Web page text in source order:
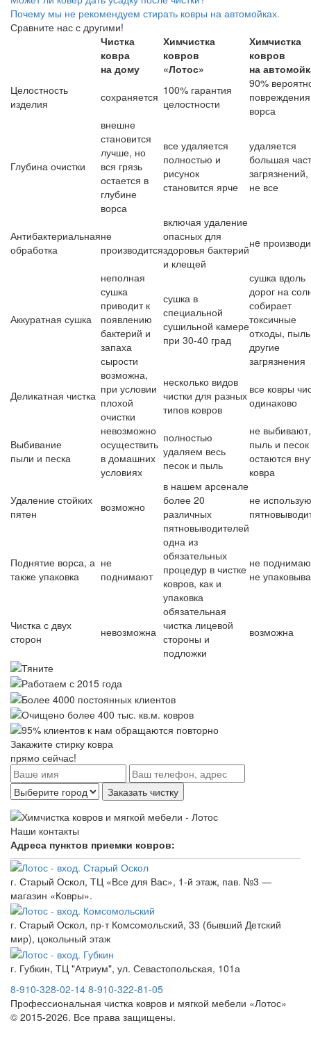
Почему мы не рекомендуем стирать ковры на автомойках.
Сравните нас с другими!
Чистка
ковра
на дому
Химчистка
ковров
«Лотос»
Химчистка
ковров
на
Целостность
изделия
сохраняется 100% гарантия
целостности
90%
повреждения
ворса
Глубина очистки
внешне
становится
лучше, но
вся грязь
остается в
глубине
ворса
все удаляется
полностью и
рисунок
становится ярче
удаляется
большая
не все
Антибактериальная
обработка
не
производится
включая удаление
опасных для
здоровья бактерий
и клещей
нe
Аккуратная сушка
неполная
сушка
приводит к
появлению
бактерий и
запаха
сырости
сушка в
специальной
сушильной камере
при 30-40 град
сушка вдоль
дорог на
собирает
токсичные
отходы,
другие
загрязнения
Деликатная чистка
возможна,
при условии
плохой
очистки
несколько видов
чистки для разных
типов ковров
все ковры
одинаково
Выбивание
пыли и песка
невозможно
осуществить
в домашних
условиях
полностью
удаляем весь
песок и пыль
не
пыль и песок
остаются
ковра
Удаление стойких
пятен
возможно
в нашем арсенале
более 20
различных
пятновыводителей
не
Поднятие ворса, а
также упаковка
не
поднимают
одна из
обязательных
процедур в чистке
ковров, как и
упаковка
не
не
Чистка с двух
сторон
невозможна
обязательная
чистка лицевой
стороны и
подложки
возможна
Закажите стирку ковра
прямо сейчас!
Наши контакты
Адреса пунктов приемки ковров:
г. Старый Оскол, ТЦ «Все для Вас», 1-й этаж, пав. №3 —
магазин «Ковры».
г. Старый Оскол, пр-т Комсомольский, 33 (бывший Детский
мир), цокольный этаж
г. Губкин, ТЦ "Атриум", ул. Севастопольская, 101а
8-910-328-02-14 8-910-322-81-05
Профессиональная чистка ковров и мягкой мебели «Лотос»
© 2015-2026. Все права защищены.